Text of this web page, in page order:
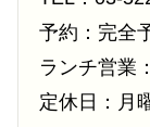
予約：完全
ランチ営業
定休日：月